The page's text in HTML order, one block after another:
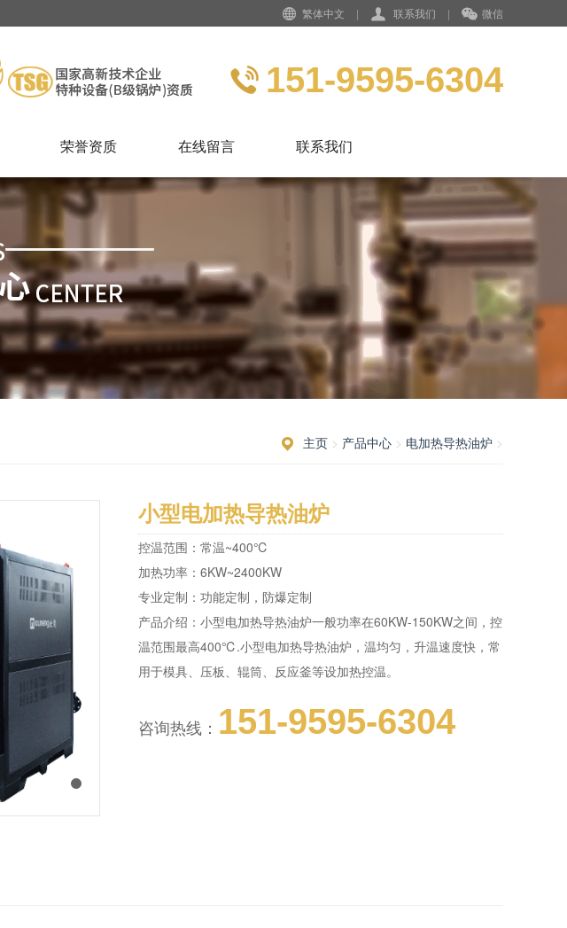
繁体中文 | 联系我们 | 微信
151-9595-6304
荣誉资质 在线留言 联系我们
主页 > 产品中心 > 电加热导热油炉 >
小型电加热导热油炉
控温范围：常温~400℃
加热功率：6KW~2400KW
专业定制：功能定制，防爆定制
产品介绍： 小型电加热导热油炉一般功率在60KW-150KW之间，控
温范围最高400℃.小型电加热导热油炉，温均匀，升温速度快，常
用于模具、压板、辊筒、反应釜等设加热控温。
咨询热线： 151-9595-6304